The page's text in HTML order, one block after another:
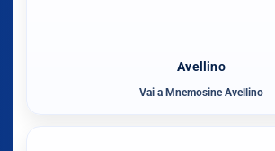
Avellino
Vai a Mnemosine Avellino